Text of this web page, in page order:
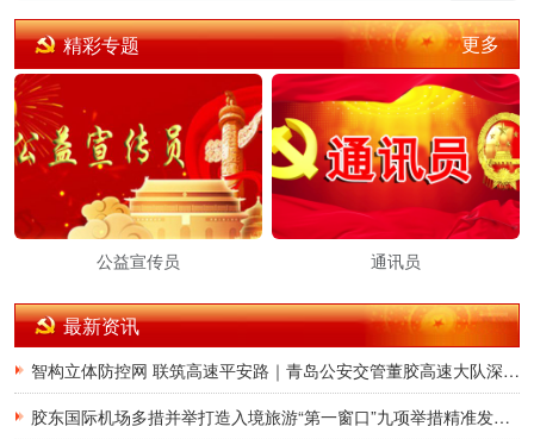
精彩专题 更多
公益宣传员 通讯员
最新资讯
智构立体防控网 联筑高速平安路｜青岛公安交管董胶高速大队深耕交通治理提质增效
胶东国际机场多措并举打造入境旅游“第一窗口”九项举措精准发力，助力青岛建设国际滨海旅游度假胜地